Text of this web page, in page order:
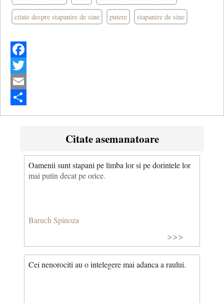
citate despre stapanire de sine putere stapanire de sine
Facebook
Twitter
Email
Share
Citate asemanatoare
Oamenii sunt stapani pe limba lor si pe dorintele lor
mai putin decat pe orice.
Baruch Spinoza
>>>
Cei nenorociti au o intelegere mai adanca a raului.